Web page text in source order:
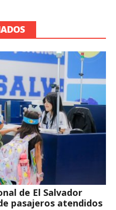
de El Salvador
pasajeros atendidos